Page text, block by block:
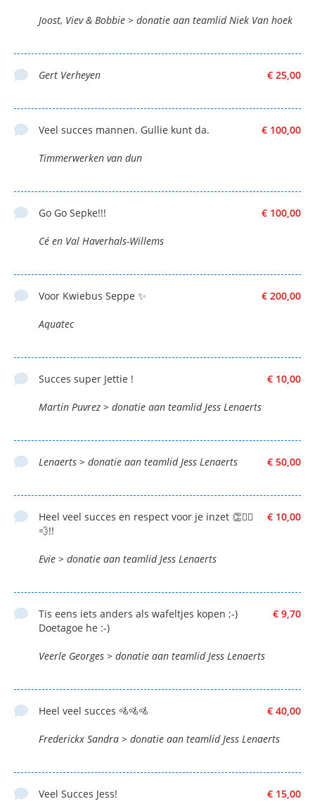
Joost, Viev & Bobbie > donatie aan teamlid Niek Van hoek
€ 25,00
Gert Verheyen
€ 100,00
Veel succes mannen. Gullie kunt da.
Timmerwerken van dun
€ 100,00
Go Go Sepke!!!
Cé en Val Haverhals-Willems
€ 200,00
Voor Kwiebus Seppe ✨
Aquatec
€ 10,00
Succes super Jettie !
Martin Puvrez > donatie aan teamlid Jess Lenaerts
€ 50,00
Lenaerts > donatie aan teamlid Jess Lenaerts
€ 10,00
Heel veel succes en respect voor je inzet 👏🚴‍♂️
💨!!
Evie > donatie aan teamlid Jess Lenaerts
€ 9,70
Tis eens iets anders als wafeltjes kopen ;-)
Doetagoe he :-)
Veerle Georges > donatie aan teamlid Jess Lenaerts
€ 40,00
Heel veel succes 🚵🚵🚵
Frederickx Sandra > donatie aan teamlid Jess Lenaerts
€ 15,00
Veel Succes Jess!